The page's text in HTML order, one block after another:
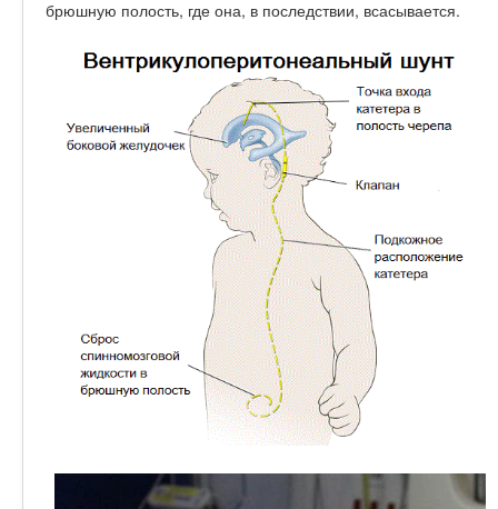
брюшную полость, где она, в последствии, всасывается.